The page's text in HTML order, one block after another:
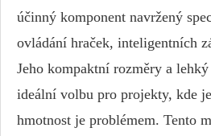
účinný komponent navržený
ovládání hraček, inteligentních
Jeho kompaktní rozměry a
ideální volbu pro projekty, kde
hmotnost je problémem. Tento